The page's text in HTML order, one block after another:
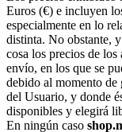
Euros (€) e incluyen
especialmente en lo
distinta. No obstante,
cosa los precios de
envío, en los que se
debido al momento de
del Usuario, y donde
disponibles y elegirá
En ningún caso